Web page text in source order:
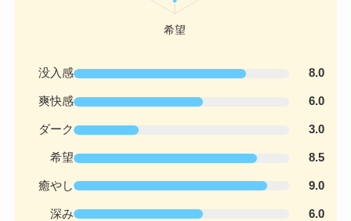
没入感 8.0
爽快感 6.0
ダーク 3.0
希望 8.5
癒やし 9.0
深み 6.0